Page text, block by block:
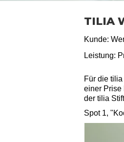
TILIA
Kunde:
Leistung:
Für die
einer Prise
der tilia
Spot 1,